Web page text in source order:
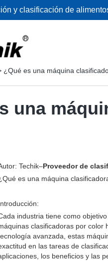
y clasificación de
¿Qué es una máquina
una
Techik–Proveedor de
es una máquina
industria tiene como
clasificadoras por color
avanzada, estas
en las tareas de
los beneficios y las